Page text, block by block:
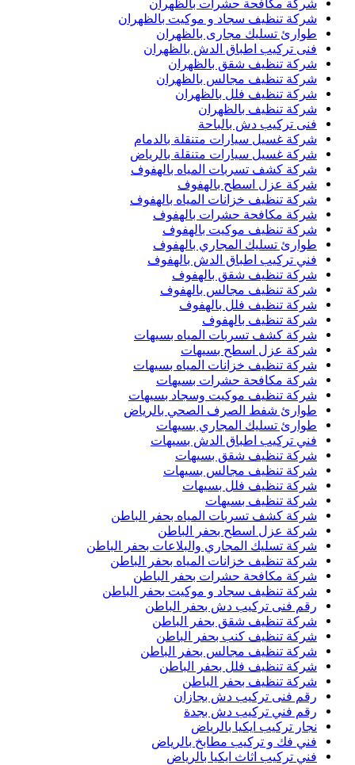
شركة مكافحة حشرات بالظهران
شركة تنظيف سجاد و موكيت بالظهران
طوارئ تسليك مجارى بالظهران
فنى تركيب اطباق الدش بالظهران
شركة تنظيف شقق بالظهران
شركة تنظيف مجالس بالظهران
شركة تنظيف فلل بالظهران
شركة تنظيف بالظهران
فنى تركيب دش بالباحة
شركة غسيل سيارات متنقلة بالدمام
شركة غسيل سيارات متنقلة بالرياض
شركة كشف تسربات المياه بالهفوف
شركة عزل اسطح بالهفوف
شركة تنظيف خزانات المياه بالهفوف
شركة مكافحة حشرات بالهفوف
شركة تنظيف موكيت بالهفوف
طوارئ تسليك المجاري بالهفوف
فني تركيب اطباق الدش بالهفوف
شركة تنظيف شقق بالهفوف
شركة تنظيف مجالس بالهفوف
شركة تنظيف فلل بالهفوف
شركة تنظيف بالهفوف
شركة كشف تسربات المياه بسيهات
شركة عزل اسطح بسيهات
شركة تنظيف خزانات المياه بسيهات
شركة مكافحة حشرات بسيهات
شركة تنظيف موكيت وسجاد بسيهات
طوارئ شفط الصرف الصحي بالرياض
طوارئ تسليك المجاري بسيهات
فني تركيب اطباق الدش بسيهات
شركة تنظيف شقق بسيهات
شركة تنظيف مجالس بسيهات
شركة تنظيف فلل بسيهات
شركة تنظيف بسيهات
شركة كشف تسربات المياه بحفر الباطن
شركة عزل اسطح بحفر الباطن
شركة تسليك المجاري والبلاعات بحفر الباطن
شركة تنظيف خزانات المياه بحفر الباطن
شركة مكافحة حشرات بحفر الباطن
شركة تنظيف سجاد و موكيت بحفر الباطن
رقم فنى تركيب دش بحفر الباطن
شركة تنظيف شقق بحفر الباطن
شركة تنظيف كنب بحفر الباطن
شركة تنظيف مجالس بحفر الباطن
شركة تنظيف فلل بحفر الباطن
شركة تنظيف بحفر الباطن
رقم فنى تركيب دش بجازان
رقم فني تركيب دش بجدة
نجار تركيب ايكيا بالرياض
فني فك و تركيب مطابخ بالرياض
فني تركيب اثاث ايكيا بالرياض